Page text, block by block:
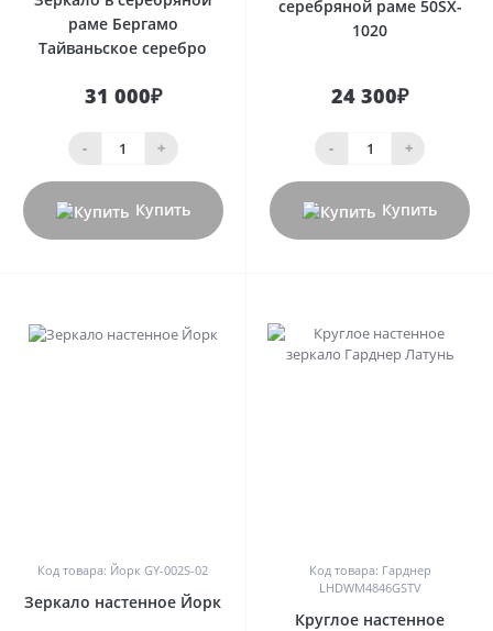
раме Бергамо
Тайваньское серебро
31 000₽
- +
Купить
серебряной раме 50SX-
1020
24 300₽
- +
Купить
Код товара: Йорк GY-002S-02
Зеркало настенное Йорк
Код товара: Гарднер
LHDWM4846GSTV
Круглое настенное